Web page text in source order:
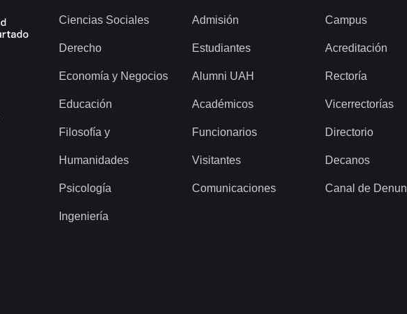
Ciencias Sociales
Derecho
Economía y Negocios
Educación
Filosofía y
Humanidades
Psicología
Ingeniería
Admisión
Estudiantes
Alumni UAH
Académicos
Funcionarios
Visitantes
Comunicaciones
Campus
Acreditación
Rectoría
Vicerrectorías
Directorio
Decanos
Canal de